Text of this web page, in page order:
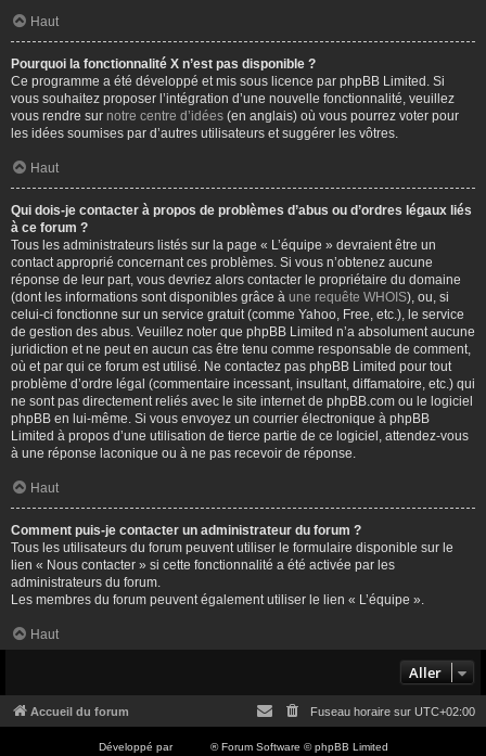
Haut
Pourquoi la fonctionnalité X n’est pas disponible ?
Ce programme a été développé et mis sous licence par phpBB Limited. Si
vous souhaitez proposer l’intégration d’une nouvelle fonctionnalité, veuillez
vous rendre sur notre centre d’idées (en anglais) où vous pourrez voter pour
les idées soumises par d’autres utilisateurs et suggérer les vôtres.
Haut
Qui dois-je contacter à propos de problèmes d’abus ou d’ordres légaux liés
à ce forum ?
Tous les administrateurs listés sur la page « L’équipe » devraient être un
contact approprié concernant ces problèmes. Si vous n’obtenez aucune
réponse de leur part, vous devriez alors contacter le propriétaire du domaine
(dont les informations sont disponibles grâce à une requête WHOIS), ou, si
celui-ci fonctionne sur un service gratuit (comme Yahoo, Free, etc.), le service
de gestion des abus. Veuillez noter que phpBB Limited n’a absolument aucune
juridiction et ne peut en aucun cas être tenu comme responsable de comment,
où et par qui ce forum est utilisé. Ne contactez pas phpBB Limited pour tout
problème d’ordre légal (commentaire incessant, insultant, diffamatoire, etc.) qui
ne sont pas directement reliés avec le site internet de phpBB.com ou le logiciel
phpBB en lui-même. Si vous envoyez un courrier électronique à phpBB
Limited à propos d’une utilisation de tierce partie de ce logiciel, attendez-vous
à une réponse laconique ou à ne pas recevoir de réponse.
Haut
Comment puis-je contacter un administrateur du forum ?
Tous les utilisateurs du forum peuvent utiliser le formulaire disponible sur le
lien « Nous contacter » si cette fonctionnalité a été activée par les
administrateurs du forum.
Les membres du forum peuvent également utiliser le lien « L’équipe ».
Haut
Aller
Accueil du forum Fuseau horaire sur UTC+02:00
Développé par ® Forum Software © phpBB Limited